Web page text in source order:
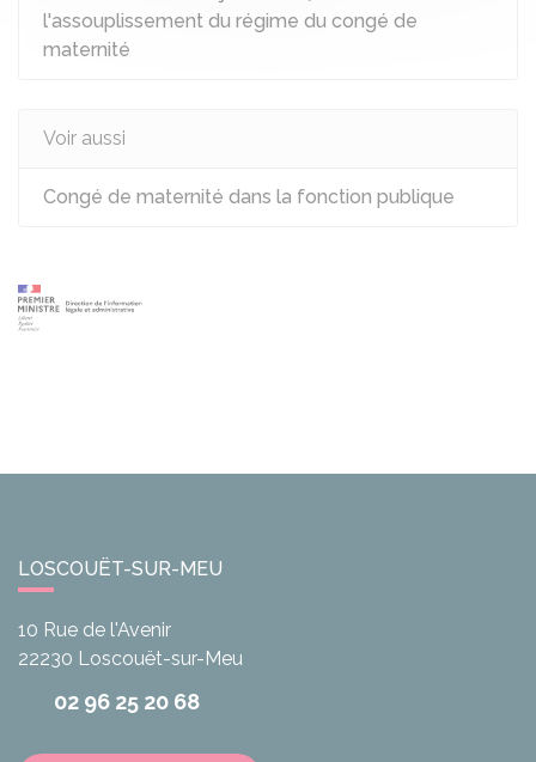
l'assouplissement du régime du congé de
maternité
Voir aussi
Congé de maternité dans la fonction publique
LOSCOUËT-SUR-MEU
10 Rue de l'Avenir
22230 Loscouët-sur-Meu
02 96 25 20 68